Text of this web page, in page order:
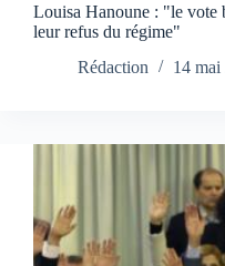
Louisa Hanoune : "le vote
leur refus du régime"
Rédaction
14 mai